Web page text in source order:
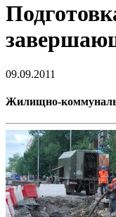
09.09.2011
Жилищно-